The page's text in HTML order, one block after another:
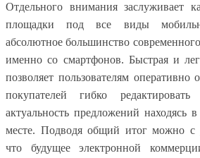
Отдельного внимания заслуживает
площадки под все виды
абсолютное большинство
именно со смартфонов. Быстрая и
позволяет пользователям оперативно
покупателей гибко
актуальность предложений находясь
месте. Подводя общий итог можно с
что будущее электронной